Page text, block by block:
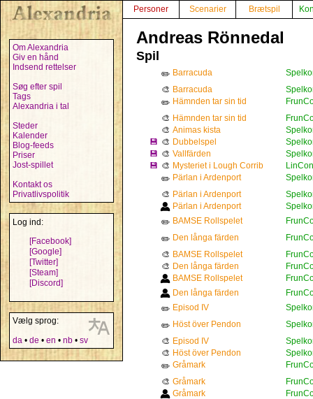
Om Alexandria
Giv en hånd
Indsend rettelser
Søg efter spil
Tags
Alexandria i tal
Steder
Kalender
Blog-feeds
Priser
Jost-spillet
Kontakt os
Privatlivspolitik
Log ind:
[Facebook]
[Google]
[Twitter]
[Steam]
[Discord]
Vælg sprog:
da • de • en • nb • sv
Personer Scenarier Brætspil
Andreas Rönnedal
Spil
✏️ Barracuda
🎨 Barracuda
✏️ Hämnden tar sin tid
🎨 Hämnden tar sin tid
🎨 Animas kista
💾 🎨 Dubbelspel
💾 🎨 Vallfärden
💾 🎨 Mysteriet i Lough Corrib
✏️ Pärlan i Ardenport
🎨 Pärlan i Ardenport
Pärlan i Ardenport
✏️ BAMSE Rollspelet
✏️ Den långa färden
🎨 BAMSE Rollspelet
🎨 Den långa färden
BAMSE Rollspelet
Den långa färden
✏️ Episod IV
✏️ Höst över Pendon
🎨 Episod IV
🎨 Höst över Pendon
✏️ Gråmark
🎨 Gråmark
Gråmark